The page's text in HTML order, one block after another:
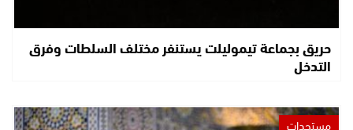
حريق بجماعة تيموليلت يستنفر مختلف السلطات وفرق
التدخل
مستجدات